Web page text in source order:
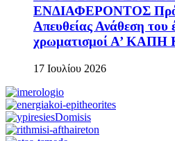
ΕΝΔΙΑΦΕΡΟΝΤΟΣ
Απευθείας Ανάθεση του
χρωματισμοί Α’ ΚΑΠΗ
17 Ιουλίου 2026